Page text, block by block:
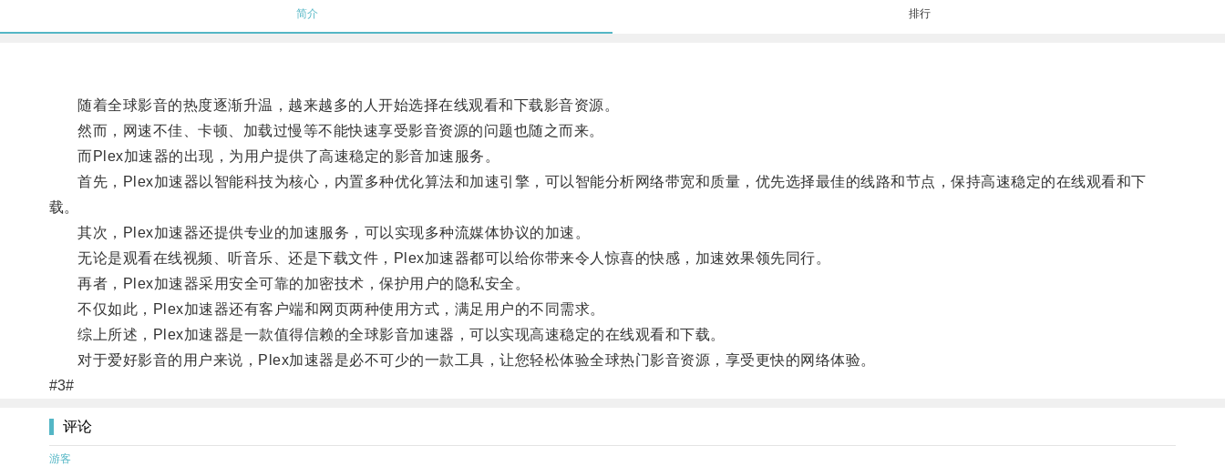
简介 排行
随着全球影音的热度逐渐升温，越来越多的人开始选择在线观看和下载影音资源。
然而，网速不佳、卡顿、加载过慢等不能快速享受影音资源的问题也随之而来。
而Plex加速器的出现，为用户提供了高速稳定的影音加速服务。
首先，Plex加速器以智能科技为核心，内置多种优化算法和加速引擎，可以智能分析网络带宽和质量，优先选择最佳的线路和节点，保持高速稳定的在线观看和下
载。
其次，Plex加速器还提供专业的加速服务，可以实现多种流媒体协议的加速。
无论是观看在线视频、听音乐、还是下载文件，Plex加速器都可以给你带来令人惊喜的快感，加速效果领先同行。
再者，Plex加速器采用安全可靠的加密技术，保护用户的隐私安全。
不仅如此，Plex加速器还有客户端和网页两种使用方式，满足用户的不同需求。
综上所述，Plex加速器是一款值得信赖的全球影音加速器，可以实现高速稳定的在线观看和下载。
对于爱好影音的用户来说，Plex加速器是必不可少的一款工具，让您轻松体验全球热门影音资源，享受更快的网络体验。
#3#
评论
游客